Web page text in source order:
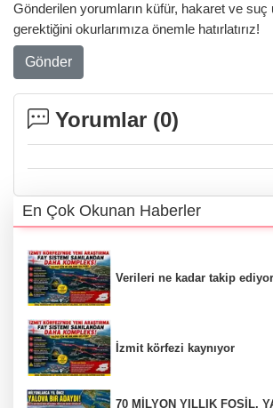
Gönderilen yorumların küfür, hakaret ve
gerektiğini okurlarımıza önemle hatırlatırız!
Gönder
Yorumlar (0)
En Çok Okunan Haberler
Verileri ne kadar takip
İzmit körfezi kaynıyor
70 MİLYON YILLIK FOSİL,